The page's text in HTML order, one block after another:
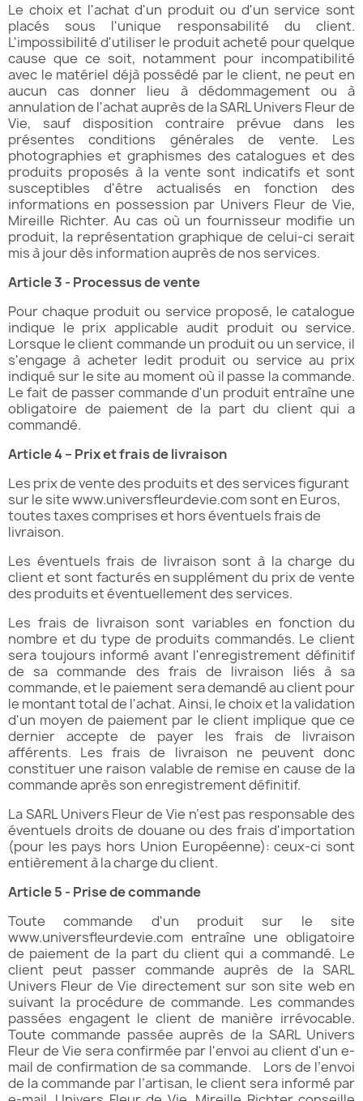
Le choix et l'achat d'un produit ou d'un service sont
placés sous l'unique responsabilité du client.
L'impossibilité d'utiliser le produit acheté pour quelque
cause que ce soit, notamment pour incompatibilité
avec le matériel déjà possédé par le client, ne peut en
aucun cas donner lieu à dédommagement ou à
annulation de l'achat auprès de la SARL Univers Fleur de
Vie, sauf disposition contraire prévue dans les
présentes conditions générales de vente. Les
photographies et graphismes des catalogues et des
produits proposés à la vente sont indicatifs et sont
susceptibles d'être actualisés en fonction des
informations en possession par Univers Fleur de Vie,
Mireille Richter. Au cas où un fournisseur modifie un
produit, la représentation graphique de celui-ci serait
mis à jour dès information auprès de nos services.
Article 3 - Processus de vente
Pour chaque produit ou service proposé, le catalogue
indique le prix applicable audit produit ou service.
Lorsque le client commande un produit ou un service, il
s'engage à acheter ledit produit ou service au prix
indiqué sur le site au moment où il passe la commande.
Le fait de passer commande d'un produit entraîne une
obligatoire de paiement de la part du client qui a
commandé.
Article 4 – Prix et frais de livraison
Les prix de vente des produits et des services figurant
sur le site www.universfleurdevie.com sont en Euros,
toutes taxes comprises et hors éventuels frais de
livraison.
Les éventuels frais de livraison sont à la charge du
client et sont facturés en supplément du prix de vente
des produits et éventuellement des services.
Les frais de livraison sont variables en fonction du
nombre et du type de produits commandés. Le client
sera toujours informé avant l'enregistrement définitif
de sa commande des frais de livraison liés à sa
commande, et le paiement sera demandé au client pour
le montant total de l'achat. Ainsi, le choix et la validation
d'un moyen de paiement par le client implique que ce
dernier accepte de payer les frais de livraison
afférents. Les frais de livraison ne peuvent donc
constituer une raison valable de remise en cause de la
commande après son enregistrement définitif.
La SARL Univers Fleur de Vie n’est pas responsable des
éventuels droits de douane ou des frais d'importation
(pour les pays hors Union Européenne): ceux-ci sont
entièrement à la charge du client.
Article 5 - Prise de commande
Toute commande d'un produit sur le site
www.universfleurdevie.com entraîne une obligatoire
de paiement de la part du client qui a commandé. Le
client peut passer commande auprès de la SARL
Univers Fleur de Vie directement sur son site web en
suivant la procédure de commande. Les commandes
passées engagent le client de manière irrévocable.
Toute commande passée auprès de la SARL Univers
Fleur de Vie sera confirmée par l'envoi au client d'un e-
mail de confirmation de sa commande. Lors de l’envoi
de la commande par l’artisan, le client sera informé par